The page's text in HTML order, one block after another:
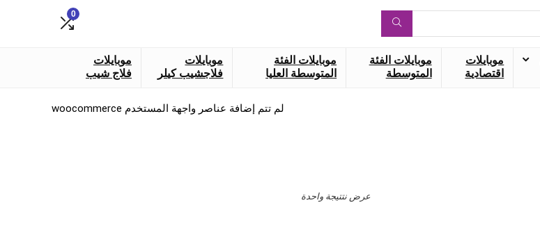
0
موبايلات
اقتصادية
موبايلات الفئة
المتوسطة
موبايلات الفئة
المتوسطة العليا
موبايلات
فلاجشيب كيلر
موبايلات
فلاج شيب
عرض نتتيجة واحدة
لم تتم إضافة عناصر واجهة المستخدم woocommerce